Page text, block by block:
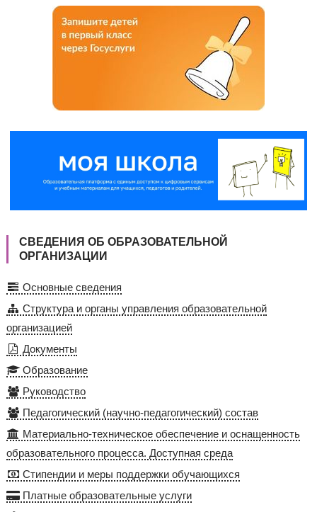
СВЕДЕНИЯ ОБ ОБРАЗОВАТЕЛЬНОЙ
ОРГАНИЗАЦИИ
Основные сведения
Структура и органы управления образовательной
организацией
Документы
Образование
Руководство
Педагогический (научно-педагогический) состав
Материально-техническое обеспечение и оснащенность
образовательного процесса. Доступная среда
Стипендии и меры поддержки обучающихся
Платные образовательные услуги